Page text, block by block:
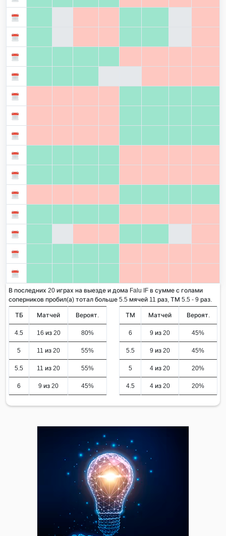
В последних 20 играх на выезде и дома Falu IF в сумме с голами
соперников пробил(а) тотал больше 5.5 мячей 11 раз, ТМ 5.5 - 9 раз.
ТБ Матчей Вероят.
4.5 16 из 20 80%
5 11 из 20 55%
5.5 11 из 20 55%
6 9 из 20 45%
ТМ Матчей Вероят.
6 9 из 20 45%
5.5 9 из 20 45%
5 4 из 20 20%
4.5 4 из 20 20%